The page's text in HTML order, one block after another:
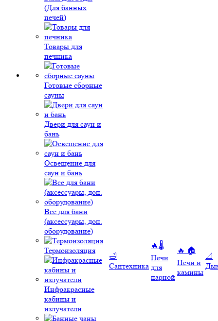
(Для банных
печей)
Товары для
печника
Готовые сборные
сауны
Двери для саун и
бань
Освещение для
саун и бань
Все для бани
(аксессуары, доп.
оборудование)
Термоизоляция
Инфракрасные
кабины и
излучатели
🛁
Сантехника
🔥🌡️
Печи
для
парной
🔥 🏠
Печи и
камины
📐